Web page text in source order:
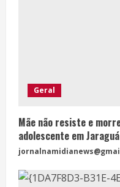
Geral
Mãe não resiste e
adolescente em